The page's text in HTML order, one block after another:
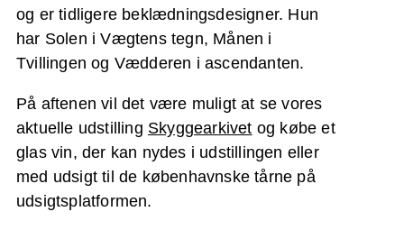
og er tidligere beklædningsdesigner. Hun
har Solen i Vægtens tegn, Månen i
Tvillingen og Vædderen i ascendanten.
På aftenen vil det være muligt at se vores
aktuelle udstilling Skyggearkivet og købe et
glas vin, der kan nydes i udstillingen eller
med udsigt til de københavnske tårne på
udsigtsplatformen.